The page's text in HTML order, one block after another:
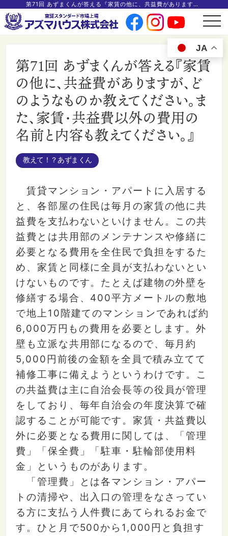
第71回 あずまくんが答える『家賃の他に、共益費がありますが、どのようなものか教えてください。また、家賃・共益費以外の費用の名前と内容も教えてください。』
t
o
g
l
JA
第71回 あずまくんが答える『家賃
の他に、共益費がありますが、ど
のようなものか教えてください。ま
た、家賃・共益費以外の費用の
名前と内容も教えてください。』
教えて！？あずまくん
賃貸マンション・アパートに入居する
と、各部屋の住民は毎月の家賃の他に共
益費を支払わないといけません。この共
益費とは共用部のメンテナンスや修繕に
必要となる費用を全住民で負担をするた
め、家賃と同様に全員が支払わないとい
けないものです。たとえば建物の外壁を
修繕する場合、400平方メートルの敷地
で地上10階建てのマンションであれば約
6,000万円もの費用を必要とします。外
壁も立派な共用部になるので、毎月約
5,000円前後の金額を全員で積み立てて
補修工事に備えようというわけです。こ
の共益費は主に自治会長等の役員が管理
をしており、毎年自治会の年度決算で確
認することが可能です。家賃・共益費以
外に必要となる費用に関しては、「管理
費」「保全費」「駐車・駐輪部使用料
金」というものがあります。
「管理費」とは各マンション・アパー
トの清掃や、出入口の管理をなさってい
る方に支払う人件費にあてられるお金で
す。ひと月で500から1,000円と負担す